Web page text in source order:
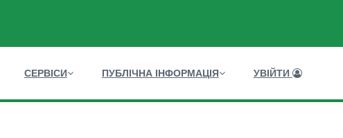
СЕРВІСИ ПУБЛІЧНА ІНФОРМАЦІЯ УВІЙТИ